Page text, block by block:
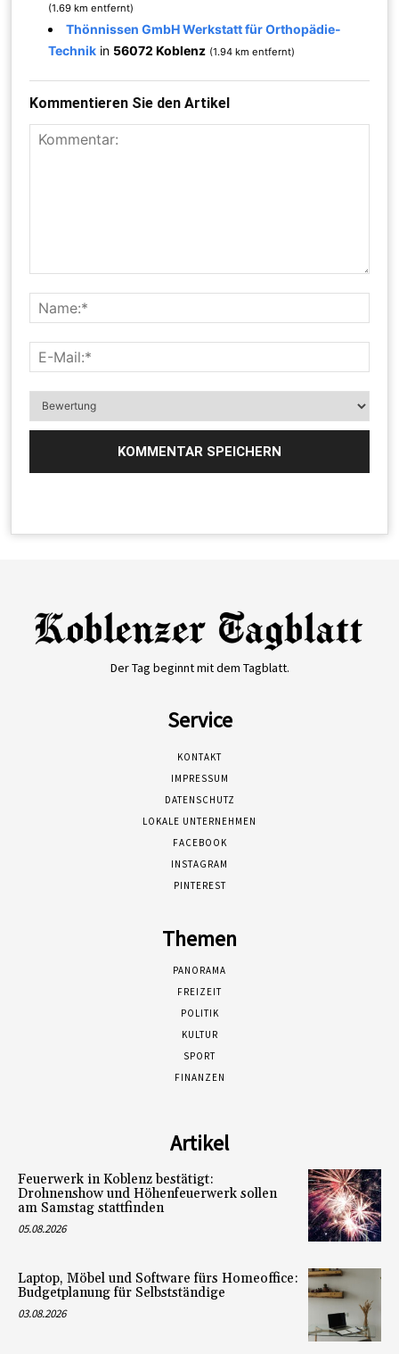
(1.69 km entfernt)
Thönnissen GmbH Werkstatt für Orthopädie-
Technik in 56072 Koblenz (1.94 km entfernt)
Kommentieren Sie den Artikel
Der Tag beginnt mit dem Tagblatt.
Service
KONTAKT
IMPRESSUM
DATENSCHUTZ
LOKALE UNTERNEHMEN
FACEBOOK
INSTAGRAM
PINTEREST
Themen
PANORAMA
FREIZEIT
POLITIK
KULTUR
SPORT
FINANZEN
Artikel
Feuerwerk in Koblenz bestätigt:
Drohnenshow und Höhenfeuerwerk sollen
am Samstag stattfinden
05.08.2026
Laptop, Möbel und Software fürs Homeoffice:
Budgetplanung für Selbstständige
03.08.2026